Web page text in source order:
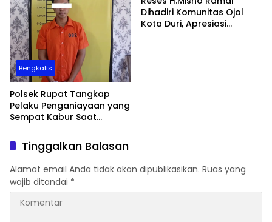
Bengkalis
Polsek Rupat Tangkap
Pelaku Penganiayaan yang
Sempat Kabur Saat
Dihadiri Komunitas Ojol
Kota Duri, Apresiasi
Tinggalkan Balasan
Alamat email Anda tidak akan dipublikasikan. Ruas yang
wajib ditandai *